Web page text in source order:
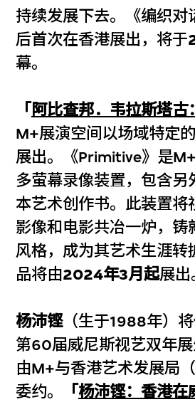
持续发展下去。《编织对
后首次在香港展出，将于
幕。
「 阿比查邦．韦拉斯塔
M+展演空间以场域特定
展出。《Primitive》是
多萤幕录像装置，包含另
本艺术创作书。此装置将
影像和电影共冶一炉，铸
风格，成为其艺术生涯转
品将由2024年3月起展出
杨沛铿（生于1988年）
第60届威尼斯视艺双年
由M+与香港艺术发展局
委约。
「 杨沛铿：香港在